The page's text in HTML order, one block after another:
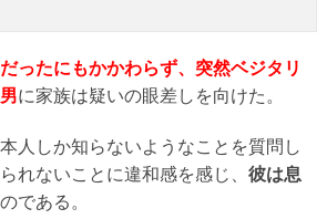
ったにもかかわらず、突然ベジタリ
に家族は疑いの眼差しを向けた。
人しか知らないようなことを質問し
れないことに違和感を感じ、 彼は息
のである。